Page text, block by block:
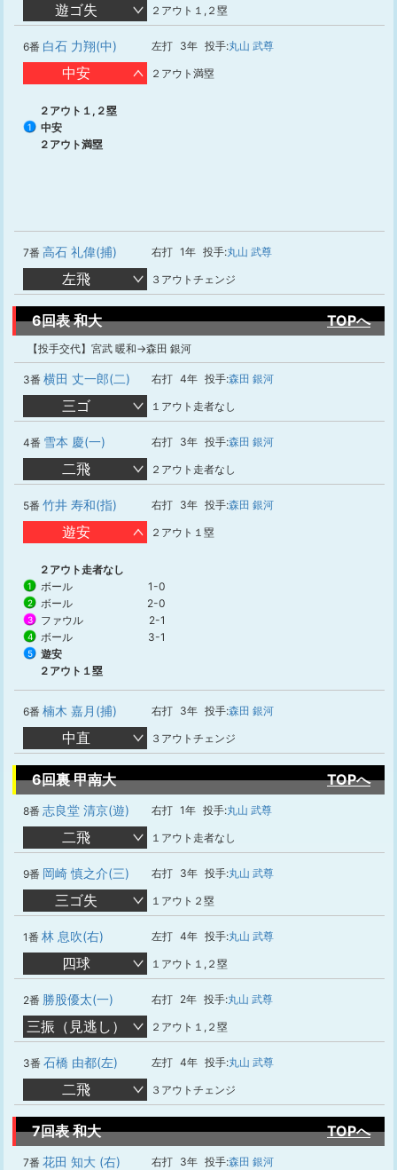
遊ゴ失 ２アウト１,２塁
6番 白石 力翔(中) 左打 3年 投手:丸山 武尊
中安 ２アウト満塁
２アウト１,２塁
1
中安
２アウト満塁
7番 高石 礼偉(捕) 右打 1年 投手:丸山 武尊
左飛 ３アウトチェンジ
6回表 和大 TOPへ
【投手交代】宮武 暖和→森田 銀河
3番 横田 丈一郎(二) 右打 4年 投手:森田 銀河
三ゴ １アウト走者なし
4番 雪本 慶(一) 右打 3年 投手:森田 銀河
二飛 ２アウト走者なし
5番 竹井 寿和(指) 右打 3年 投手:森田 銀河
遊安 ２アウト１塁
２アウト走者なし
1 ボール 1-0
2 ボール 2-0
3 ファウル 2-1
4 ボール 3-1
5
遊安
２アウト１塁
6番 楠木 嘉月(捕) 右打 3年 投手:森田 銀河
中直 ３アウトチェンジ
6回裏 甲南大 TOPへ
8番 志良堂 清京(遊) 右打 1年 投手:丸山 武尊
二飛 １アウト走者なし
9番 岡崎 慎之介(三) 右打 3年 投手:丸山 武尊
三ゴ失 １アウト２塁
1番 林 息吹(右) 左打 4年 投手:丸山 武尊
四球 １アウト１,２塁
2番 勝股優太(一) 右打 2年 投手:丸山 武尊
三振（見逃し） ２アウト１,２塁
3番 石橋 由都(左) 左打 4年 投手:丸山 武尊
二飛 ３アウトチェンジ
7回表 和大 TOPへ
7番 花田 知大 (右) 右打 3年 投手:森田 銀河